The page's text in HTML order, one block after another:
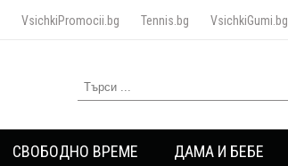
VsichkiPromocii.bg Tennis.bg VsichkiGumi.bg
СВОБОДНО ВРЕМЕ ДАМА И БЕБЕ